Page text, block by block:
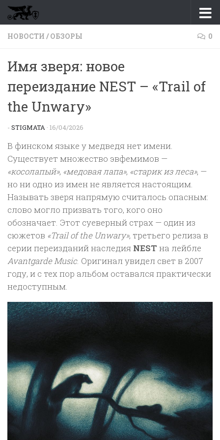
Перейти к содержимому
НОВОСТИ / ОБЗОРЫ 0
Имя зверя: новое
переиздание NEST – «Trail of
the Unwary»
- STIGMATA · 16/04/2026
В финском языке у медведя нет имени.
Существует множество эвфемимов —
«косолапый», «медовая лапа», «старик из леса», —
но ни одно из имен не является настоящим.
Называть зверя напрямую считалось опасным:
слово могло призвать того, кого оно
обозначает. Этот суеверный страх — один из
сюжетов «Trail of the Unwary», третьего релиза в
серии переизданий наследия NEST на лейбле
Avantgarde Music. Оригинал увидел свет в 2007
году, и с тех пор альбом оставался практически
недоступным.